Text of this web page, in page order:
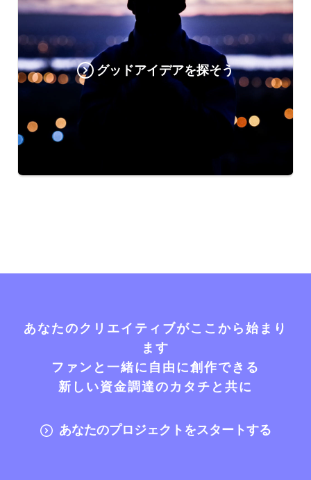
グッドアイデアを探そう
あなたのクリエイティブがここから始まり
ます
ファンと一緒に自由に創作できる
新しい資金調達のカタチと共に
あなたのプロジェクトをスタートする